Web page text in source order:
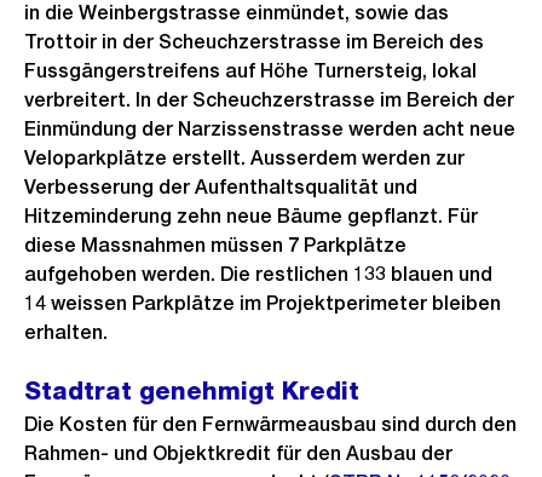
in die Weinbergstrasse einmündet, sowie das
Trottoir in der Scheuchzerstrasse im Bereich des
Fussgängerstreifens auf Höhe Turnersteig, lokal
verbreitert. In der Scheuchzerstrasse im Bereich der
Einmündung der Narzissenstrasse werden acht neue
Veloparkplätze erstellt. Ausserdem werden zur
Verbesserung der Aufenthaltsqualität und
Hitzeminderung zehn neue Bäume gepflanzt. Für
diese Massnahmen müssen 7 Parkplätze
aufgehoben werden. Die restlichen 133 blauen und
14 weissen Parkplätze im Projektperimeter bleiben
erhalten.
Stadtrat genehmigt Kredit
Die Kosten für den Fernwärmeausbau sind durch den
Rahmen- und Objektkredit für den Ausbau der